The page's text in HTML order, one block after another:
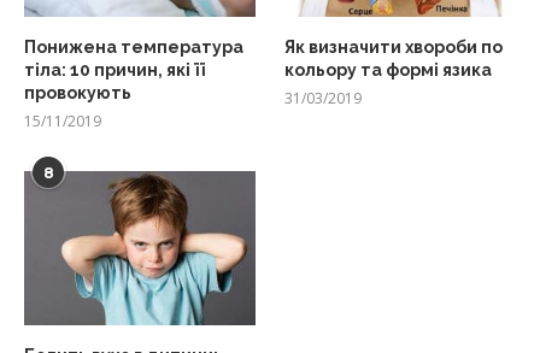
Понижена температура
тіла: 10 причин, які її
провокують
15/11/2019
Як визначити хвороби по
кольору та формі язика
31/03/2019
8